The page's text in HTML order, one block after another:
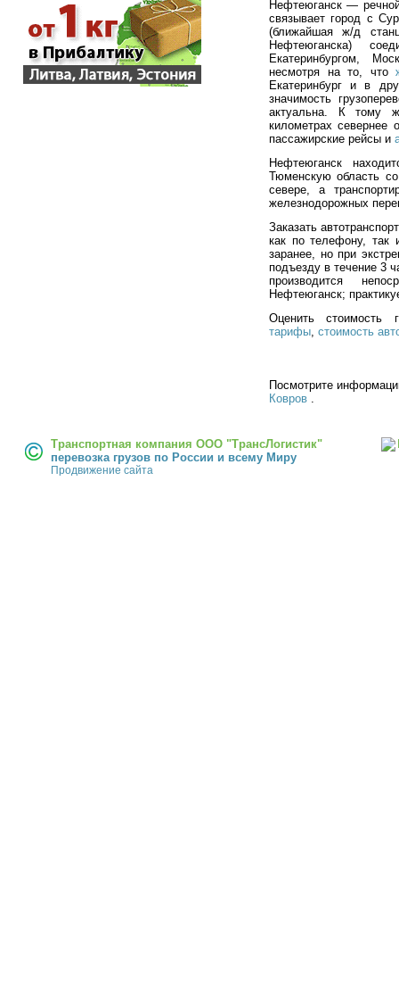
Нефтеюганск —
связывает город с
(ближайшая ж/д
Нефтеюганска)
Екатеринбургом,
несмотря на то, что
Екатеринбург и в
значимость
актуальна. К тому
километрах севернее
пассажирские рейсы и
Нефтеюганск
Тюменскую область
севере, а
железнодорожных
Заказать
как по телефону, так
заранее, но при
подъезду в течение 3
производится
Нефтеюганск;
Оценить стоимость
тарифы, стоимость
Посмотрите
Ковров .
Транспортная компания ООО "ТрансЛогистик"
перевозка грузов по России и всему Миру
Продвижение сайта